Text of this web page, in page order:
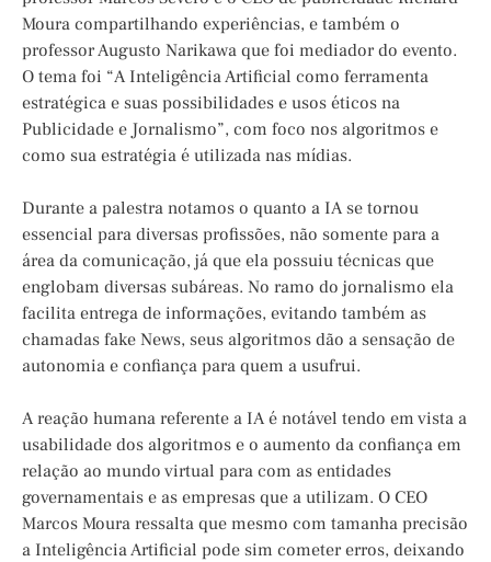
Moura compartilhando experiências, e também o
professor Augusto Narikawa que foi mediador do evento.
O tema foi “A Inteligência Artificial como ferramenta
estratégica e suas possibilidades e usos éticos na
Publicidade e Jornalismo”, com foco nos algoritmos e
como sua estratégia é utilizada nas mídias.
Durante a palestra notamos o quanto a IA se tornou
essencial para diversas profissões, não somente para a
área da comunicação, já que ela possuiu técnicas que
englobam diversas subáreas. No ramo do jornalismo ela
facilita entrega de informações, evitando também as
chamadas fake News, seus algoritmos dão a sensação de
autonomia e confiança para quem a usufrui.
A reação humana referente a IA é notável tendo em vista a
usabilidade dos algoritmos e o aumento da confiança em
relação ao mundo virtual para com as entidades
governamentais e as empresas que a utilizam. O CEO
Marcos Moura ressalta que mesmo com tamanha precisão
a Inteligência Artificial pode sim cometer erros, deixando